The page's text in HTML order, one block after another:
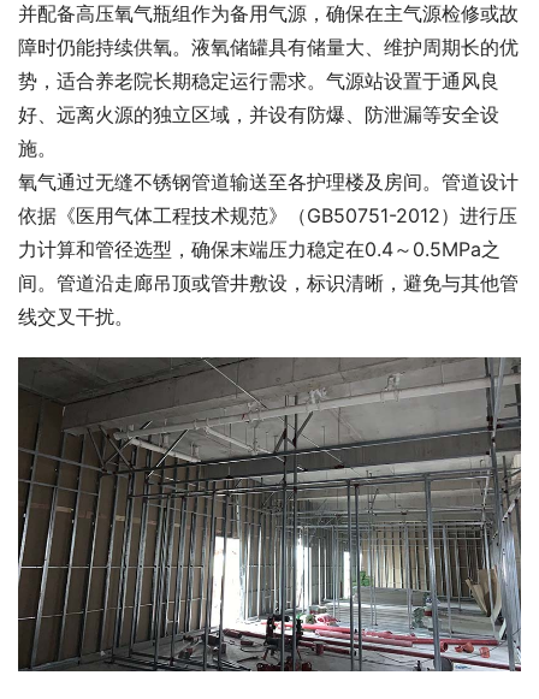
并配备高压氧气瓶组作为备用气源，确保在主气源检修或故
障时仍能持续供氧。液氧储罐具有储量大、维护周期长的优
势，适合养老院长期稳定运行需求。气源站设置于通风良
好、远离火源的独立区域，并设有防爆、防泄漏等安全设
施。
氧气通过无缝不锈钢管道输送至各护理楼及房间。管道设计
依据《医用气体工程技术规范》（GB50751-2012）进行压
力计算和管径选型，确保末端压力稳定在0.4～0.5MPa之
间。管道沿走廊吊顶或管井敷设，标识清晰，避免与其他管
线交叉干扰。